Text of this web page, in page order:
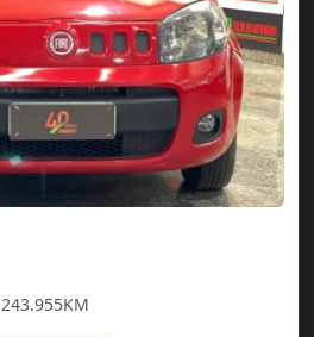
243.955KM